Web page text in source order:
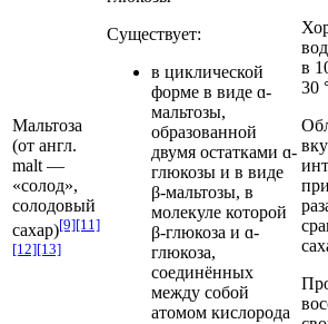
Мальтоза
(от англ.
malt —
«солод»,
солодовый
сахар)[9][11]
[12][13]
Существует:
в циклической
форме в виде ɑ-
мальтозы,
образованной
двумя остатками ɑ-
глюкозы и в виде
β-мальтозы, в
молекуле которой
β-глюкоза и ɑ-
глюкоза,
соединённых
между собой
атомом кислорода
в
30